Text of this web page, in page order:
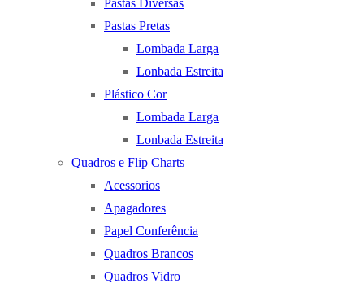
Pastas Diversas
Pastas Pretas
Lombada Larga
Lonbada Estreita
Plástico Cor
Lombada Larga
Lonbada Estreita
Quadros e Flip Charts
Acessorios
Apagadores
Papel Conferência
Quadros Brancos
Quadros Vidro